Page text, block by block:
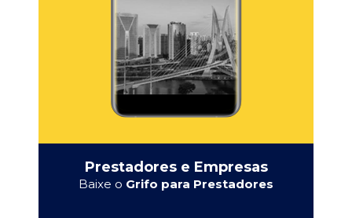
Prestadores e Empresas
Baixe o Grifo para Prestadores